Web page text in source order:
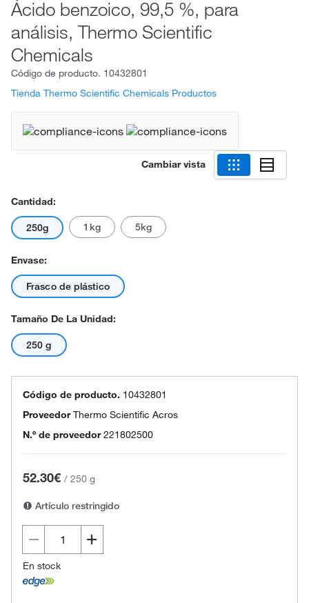
Ácido benzoico, 99,5 %, para
análisis, Thermo Scientific
Chemicals
Código de producto. 10432801
Tienda Thermo Scientific Chemicals Productos
Cambiar vista
Cantidad:
250g 1kg 5kg
Envase:
Frasco de plástico
Tamaño De La Unidad:
250 g
Código de producto. 10432801
ProveedorThermo Scientific Acros
N.º de proveedor 221802500
52.30€ / 250 g
Artículo restringido
En stock